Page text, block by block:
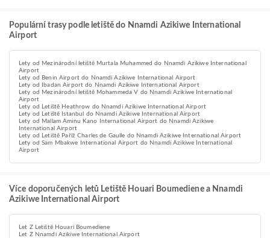
Populární trasy podle letiště do Nnamdi Azikiwe International
Airport
Lety od Mezinárodní letiště Murtala Muhammed do Nnamdi Azikiwe International
Airport
Lety od Benin Airport do Nnamdi Azikiwe International Airport
Lety od Ibadan Airport do Nnamdi Azikiwe International Airport
Lety od Mezinárodní letiště Mohammeda V do Nnamdi Azikiwe International
Airport
Lety od Letiště Heathrow do Nnamdi Azikiwe International Airport
Lety od Letiště Istanbul do Nnamdi Azikiwe International Airport
Lety od Mallam Aminu Kano International Airport do Nnamdi Azikiwe
International Airport
Lety od Letiště Paříž Charles de Gaulle do Nnamdi Azikiwe International Airport
Lety od Sam Mbakwe International Airport do Nnamdi Azikiwe International
Airport
Více doporučených letů Letiště Houari Boumediene a Nnamdi
Azikiwe International Airport
Let Z Letiště Houari Boumediene
Let Z Nnamdi Azikiwe International Airport